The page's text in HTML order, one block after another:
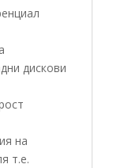
дискови
на
т.е.